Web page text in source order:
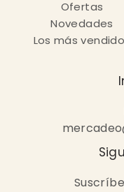
Ofertas
Novedades
Los más